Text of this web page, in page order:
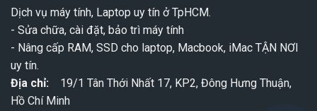
Dịch vụ máy tính, Laptop uy tín ở TpHCM.
- Sửa chữa, cài đặt, bảo trì máy tính
- Nâng cấp RAM, SSD cho laptop, Macbook, iMac TẬN NƠI
uy tín.
Địa chỉ: 19/1 Tân Thới Nhất 17, KP2, Đông Hưng Thuận,
Hồ Chí Minh